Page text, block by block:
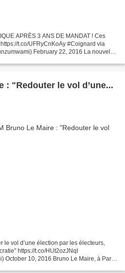
APRÈS 3 ANS DE MANDAT ! Ces
t.co/UFRyCnKoAy #Coignard via
February 22, 2016 La nouvelle
: "Redouter le vol d’une...
le vol d’une élection par les électeurs,
https://t.co/HUt2ozJNqI
October 10, 2016 Bruno Le Maire, à Paris